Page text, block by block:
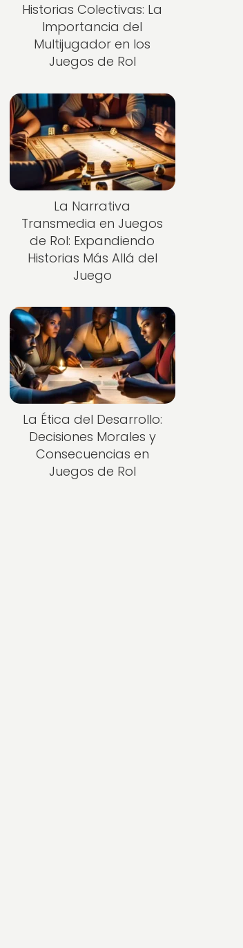
Historias Colectivas: La
Importancia del
Multijugador en los
Juegos de Rol
La Narrativa
Transmedia en Juegos
de Rol: Expandiendo
Historias Más Allá del
Juego
La Ética del Desarrollo:
Decisiones Morales y
Consecuencias en
Juegos de Rol